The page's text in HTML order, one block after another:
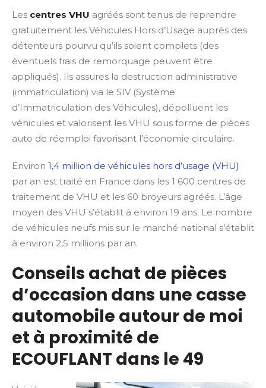
Les centres VHU agréés sont tenus de reprendre
gratuitement les Véhicules Hors d’Usage auprès des
détenteurs pourvu qu’ils soient complets (des
éventuels frais de remorquage peuvent être
appliqués). Ils assures la destruction administrative
(immatriculation) via le SIV (Système
d’Immatriculation des Véhicules), dépolluent les
véhicules et valorisent les VHU sous forme de pièces
auto de réemploi favorisant l’économie circulaire.
Environ 1,4 million de véhicules hors d’usage (VHU)
par an est traité en France dans les 1 600 centres de
traitement de VHU et les 60 broyeurs agréés. L’âge
moyen des VHU s’établit à environ 19 ans. Le nombre
de véhicules neufs mis sur le marché national s’établit
à environ 2,5 millions par an.
Conseils achat de pièces
d’occasion dans une casse
automobile autour de moi
et à proximité de
ECOUFLANT dans le 49